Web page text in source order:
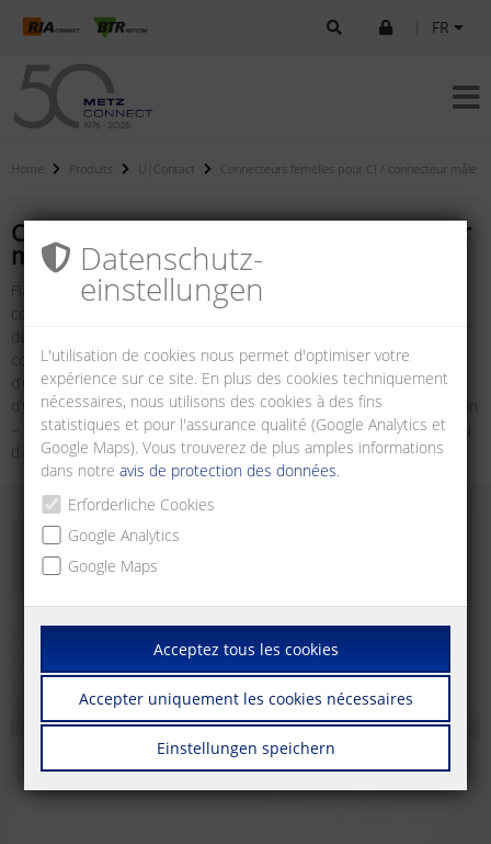
FR
Home Produits U|Contact Connecteurs femelles pour CI / connecteur mâle
Connecteurs femelles pour CI / connecteur
mâle
Fiable, simple, rapide et orienté solution. Cette gamme de
connecteurs femelles et mâles pour circuits imprimés vous offre
des atouts décisifs pour vos applications industrielles, dans la
conception, la confection et lors de la production. Vous profitez
d’une excellente ligne de transmission linéaire, du circuit imprimé
d’un appareil au paysage TI en passant par le câblage de l’installation
– et ceci indépendamment du fait que des M12, RJ45, RJ12, USB ou
d’autres produits soient utilisés.
Datenschutz­
einstellungen
L'utilisation de cookies nous permet d'optimiser votre
expérience sur ce site. En plus des cookies techniquement
nécessaires, nous utilisons des cookies à des fins
statistiques et pour l'assurance qualité (Google Analytics et
Google Maps). Vous trouverez de plus amples informations
dans notreavis de protection des données.
Erforderliche Cookies
Google Analytics
Google Maps
Acceptez tous les cookies
Accepter uniquement les cookies nécessaires
Einstellungen speichern